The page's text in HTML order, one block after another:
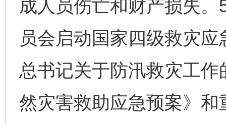
成人员伤亡和财产损失
员会启动国家四级救灾
总书记关于防汛救灾工
然灾害救助应急预案》